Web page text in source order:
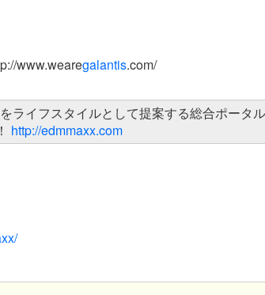
www.wearegalantis.com/
ライフスタイルとして提案する総合ポータ
http://edmmaxx.com